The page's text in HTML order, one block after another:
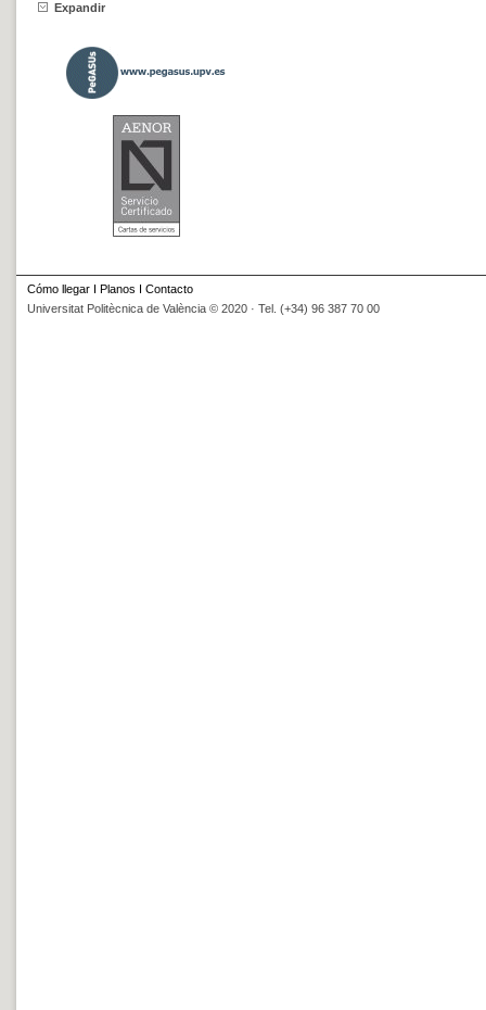
Expandir
Cómo llegar I Planos I Contacto
Universitat Politècnica de València © 2020 · Tel. (+34) 96 387 70 00